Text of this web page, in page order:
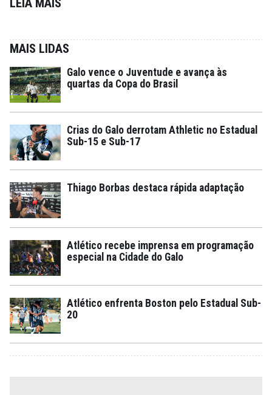
LEIA MAIS
MAIS LIDAS
Galo vence o Juventude e avança às
quartas da Copa do Brasil
Crias do Galo derrotam Athletic no Estadual
Sub-15 e Sub-17
Thiago Borbas destaca rápida adaptação
Atlético recebe imprensa em programação
especial na Cidade do Galo
Atlético enfrenta Boston pelo Estadual Sub-
20